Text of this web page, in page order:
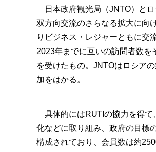
日本政府観光局（JNTO）と
双方向交流のさらなる拡大に向
りビジネス・レジャーともに交
2023年までに互いの訪問者数を
を受けたもの。JNTOはロシア
加をはかる。
具体的にはRUTIの協力を得て
化などに取り組み、政府の目標
構成されており、会員数は約